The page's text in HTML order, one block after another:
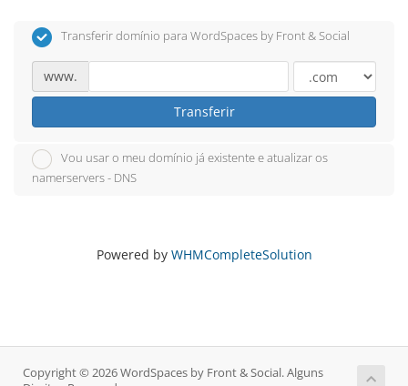
Transferir domínio para WordSpaces by Front & Social
www.
Transferir
Vou usar o meu domínio já existente e atualizar os
namerservers - DNS
Powered by WHMCompleteSolution
Copyright © 2026 WordSpaces by Front & Social. Alguns